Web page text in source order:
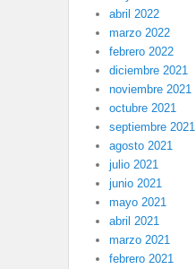
abril 2022
marzo 2022
febrero 2022
diciembre 2021
noviembre 2021
octubre 2021
septiembre 2021
agosto 2021
julio 2021
junio 2021
mayo 2021
abril 2021
marzo 2021
febrero 2021